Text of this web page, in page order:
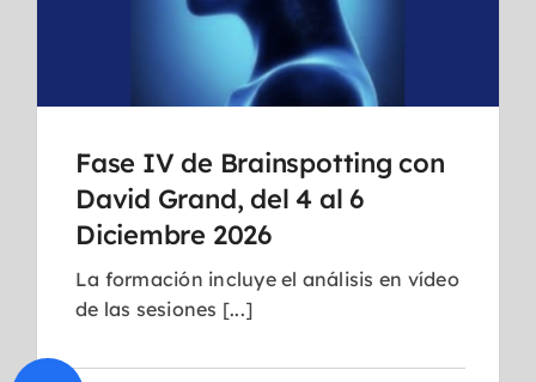
Fase IV de Brainspotting con
David Grand, del 4 al 6
Diciembre 2026
La formación incluye el análisis en vídeo
de las sesiones [...]